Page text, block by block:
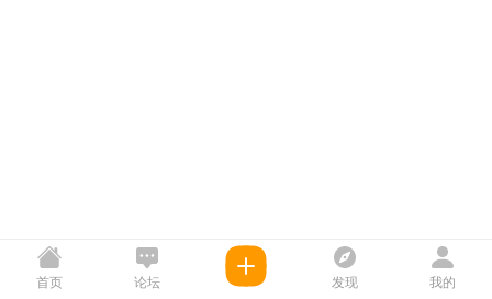
首页 论坛 发现 我的